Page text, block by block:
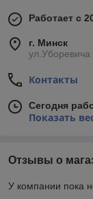
Работает с
г. Минск
Контакты
Сегодня
Показать
Отзывы о
У компании пока